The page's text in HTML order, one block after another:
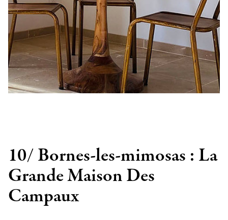
10/ Bornes-les-mimosas : La
Grande Maison Des
Campaux